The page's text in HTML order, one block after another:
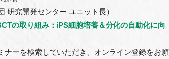
研究開発センター ユニット長）
の取り組み：iPS細胞培養＆分化の自動化に向
ナーを検索していただき、オンライン登録をお願